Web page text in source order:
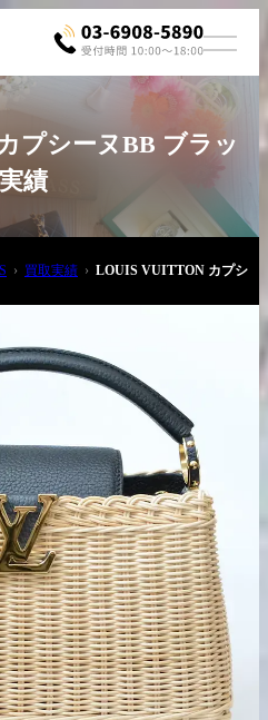
宅配買取の
お申込み
プシーヌBB ブラッ
績
買取実績 LOUIS VUITTON カプシー